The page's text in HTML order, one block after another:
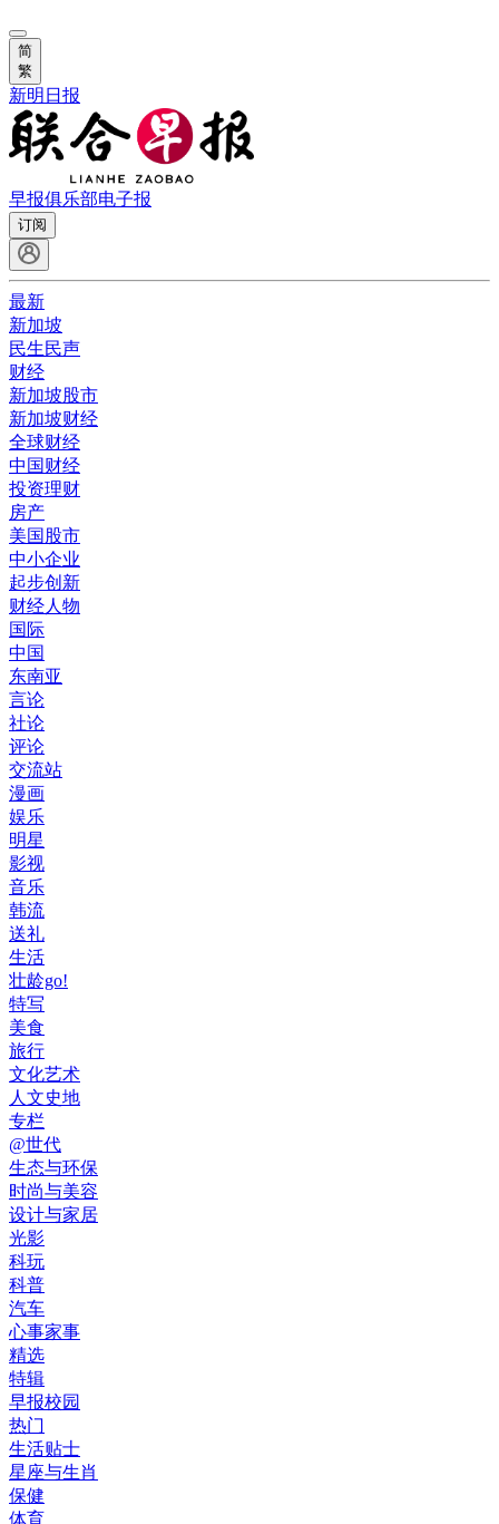
简
繁
新明日报
早报俱乐部电子报
订阅
最新
新加坡
民生民声
财经
新加坡股市
新加坡财经
全球财经
中国财经
投资理财
房产
美国股市
中小企业
起步创新
财经人物
国际
中国
东南亚
言论
社论
评论
交流站
漫画
娱乐
明星
影视
音乐
韩流
送礼
生活
壮龄go!
特写
美食
旅行
文化艺术
人文史地
专栏
@世代
生态与环保
时尚与美容
设计与家居
光影
科玩
科普
汽车
心事家事
精选
特辑
早报校园
热门
生活贴士
星座与生肖
保健
体育